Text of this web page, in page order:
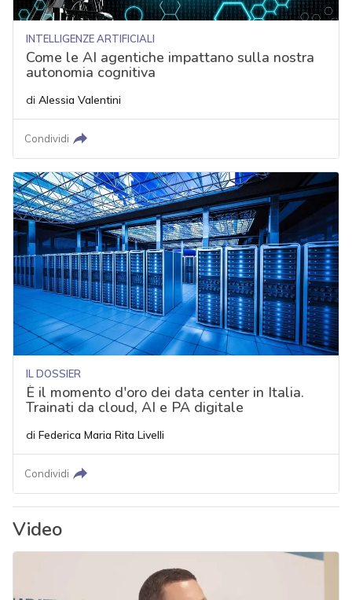
INTELLIGENZE ARTIFICIALI
Come le AI agentiche impattano sulla nostra
autonomia cognitiva
di Alessia Valentini
Condividi
IL DOSSIER
È il momento d'oro dei data center in Italia.
Trainati da cloud, AI e PA digitale
di Federica Maria Rita Livelli
Condividi
Video